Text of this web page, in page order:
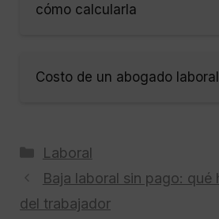
cómo calcularla
Costo de un abogado
Categorías
Laboral
Baja laboral sin pago: qué
del trabajador